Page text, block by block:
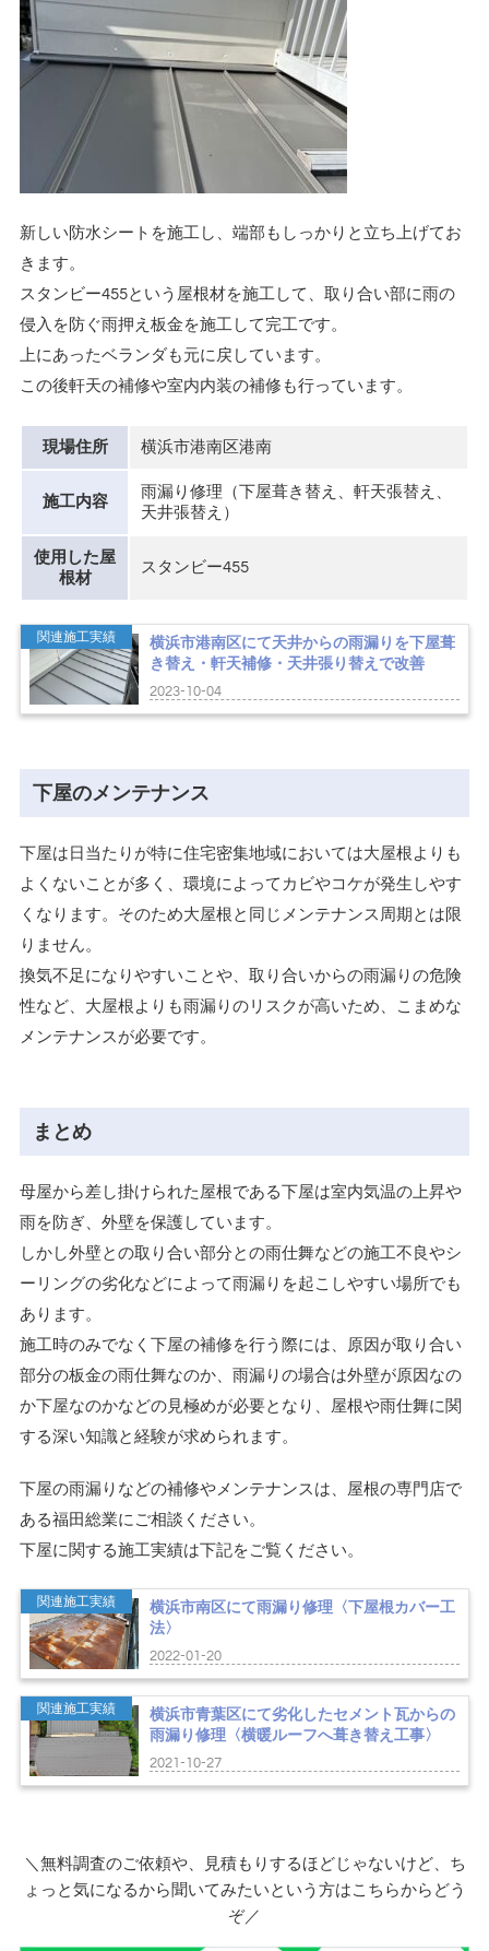
新しい防水シートを施工し、端部もしっかりと立ち上げてお
きます。
スタンビー455という屋根材を施工して、取り合い部に雨の
侵入を防ぐ雨押え板金を施工して完工です。
上にあったベランダも元に戻しています。
この後軒天の補修や室内内装の補修も行っています。
現場住所 横浜市港南区港南
施工内容
雨漏り修理（下屋葺き替え、軒天張替え、
天井張替え）
使用した屋
根材
スタンビー455
関連施工実績
横浜市港南区にて天井からの雨漏りを下屋葺
き替え・軒天補修・天井張り替えで改善
2023-10-04
下屋のメンテナンス
下屋は日当たりが特に住宅密集地域においては大屋根よりも
よくないことが多く、環境によってカビやコケが発生しやす
くなります。そのため大屋根と同じメンテナンス周期とは限
りません。
換気不足になりやすいことや、取り合いからの雨漏りの危険
性など、大屋根よりも雨漏りのリスクが高いため、こまめな
メンテナンスが必要です。
まとめ
母屋から差し掛けられた屋根である下屋は室内気温の上昇や
雨を防ぎ、外壁を保護しています。
しかし外壁との取り合い部分との雨仕舞などの施工不良やシ
ーリングの劣化などによって雨漏りを起こしやすい場所でも
あります。
施工時のみでなく下屋の補修を行う際には、原因が取り合い
部分の板金の雨仕舞なのか、雨漏りの場合は外壁が原因なの
か下屋なのかなどの見極めが必要となり、屋根や雨仕舞に関
する深い知識と経験が求められます。
下屋の雨漏りなどの補修やメンテナンスは、屋根の専門店で
ある福田総業にご相談ください。
下屋に関する施工実績は下記をご覧ください。
関連施工実績
横浜市南区にて雨漏り修理〈下屋根カバー工
法〉
2022-01-20
関連施工実績
横浜市青葉区にて劣化したセメント瓦からの
雨漏り修理〈横暖ルーフへ葺き替え工事〉
2021-10-27
＼無料調査のご依頼や、見積もりするほどじゃないけど、ち
ょっと気になるから聞いてみたいという方はこちらからどう
ぞ／